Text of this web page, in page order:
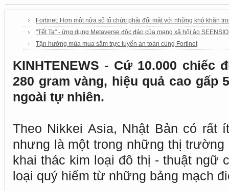
Fortinet: Hơn một nửa số tổ chức phải đối mặt với những khó khăn
"Tết Ta" - ứng dụng Metaverse độc đáo của mạng xã hội ảo
Tận hưởng mùa mua sắm trực tuyến an toàn cùng Fortinet
KINHTENEWS - Cứ 10.000 chiếc
280 gram vàng, hiệu quả cao gấp
ngoài tự nhiên.
Theo Nikkei Asia, Nhật Bản có rất
nhưng là một trong những thị
khai thác kim loại đô thị - thuật ngữ
loại quý hiếm từ những bảng mạch